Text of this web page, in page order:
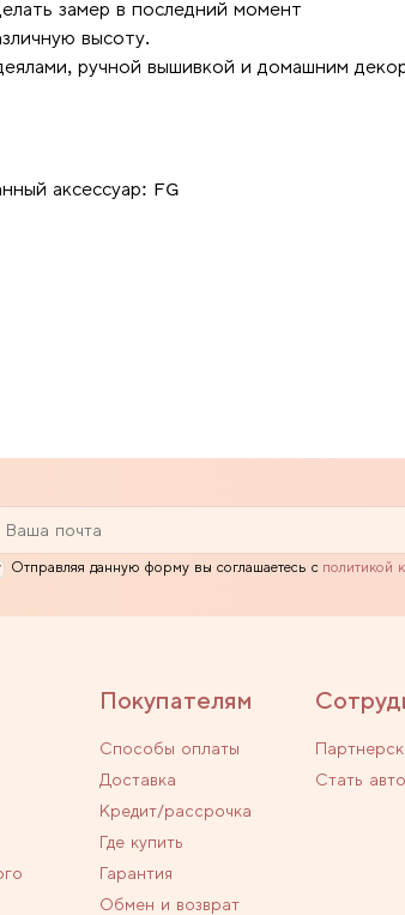
замер в последний момент
высоту.
ручной вышивкой и домашним
аксессуар: FG
Отправляя данную форму вы соглашаетесь с политикой
Покупателям
Способы оплаты
Доставка
Кредит/рассрочка
Где купить
Гарантия
Обмен и возврат
Стать